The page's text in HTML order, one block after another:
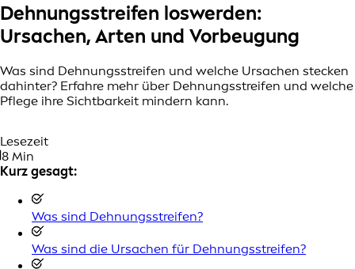
Dehnungsstreifen loswerden:
Ursachen, Arten und Vorbeugung
Was sind Dehnungsstreifen und welche Ursachen stecken
dahinter? Erfahre mehr über Dehnungsstreifen und welche
Pflege ihre Sichtbarkeit mindern kann.
Lesezeit
8 Min
Kurz gesagt:
Was sind Dehnungsstreifen?
Was sind die Ursachen für Dehnungsstreifen?